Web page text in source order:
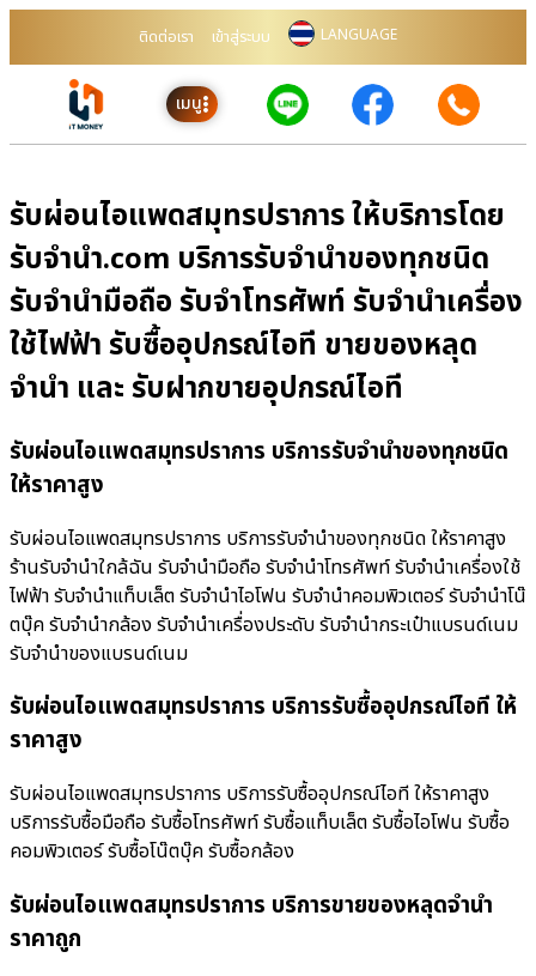
ติดต่อเรา เข้าสู่ระบบ LANGUAGE
เมนู
รับผ่อนไอแพดสมุทรปราการ ให้บริการโดย
รับจํานํา.com บริการรับจำนำของทุกชนิด
รับจำนำมือถือ รับจำโทรศัพท์ รับจำนำเครื่อง
ใช้ไฟฟ้า รับซื้ออุปกรณ์ไอที ขายของหลุด
จำนำ และ รับฝากขายอุปกรณ์ไอที
รับผ่อนไอแพดสมุทรปราการ บริการรับจำนำของทุกชนิด
ให้ราคาสูง
รับผ่อนไอแพดสมุทรปราการ บริการรับจำนำของทุกชนิด ให้ราคาสูง
ร้านรับจํานําใกล้ฉัน รับจำนำมือถือ รับจำนำโทรศัพท์ รับจำนำเครื่องใช้
ไฟฟ้า รับจำนำแท็บเล็ต รับจำนำไอโฟน รับจำนำคอมพิวเตอร์ รับจำนำโน๊
ตบุ๊ค รับจำนำกล้อง รับจำนำเครื่องประดับ รับจำนำกระเป๋าแบรนด์เนม
รับจำนำของแบรนด์เนม
รับผ่อนไอแพดสมุทรปราการ บริการรับซื้ออุปกรณ์ไอที ให้
ราคาสูง
รับผ่อนไอแพดสมุทรปราการ บริการรับซื้ออุปกรณ์ไอที ให้ราคาสูง
บริการรับซื้อมือถือ รับซื้อโทรศัพท์ รับซื้อแท็บเล็ต รับซื้อไอโฟน รับซื้อ
คอมพิวเตอร์ รับซื้อโน๊ตบุ๊ค รับซื้อกล้อง
รับผ่อนไอแพดสมุทรปราการ บริการขายของหลุดจำนำ
ราคาถูก